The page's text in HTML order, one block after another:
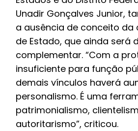
Unadir Gonçalves Junior,
a ausência de conceito da
de Estado, que ainda será
complementar. “Com a
insuficiente para função
demais vínculos haverá
personalismo. É uma
patrimonialismo,
autoritarismo”, criticou.